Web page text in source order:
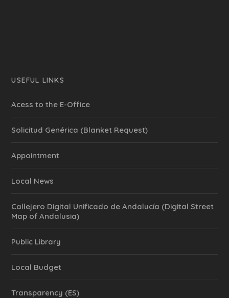
USEFUL LINKS
Acess to the E-Office
Solicitud Genérica (Blanket Request)
Appointment
Local News
Callejero Digital Unificado de Andalucía (Digital Street
Map of Andalusia)
Public Library
Local Budget
Transparency (ES)